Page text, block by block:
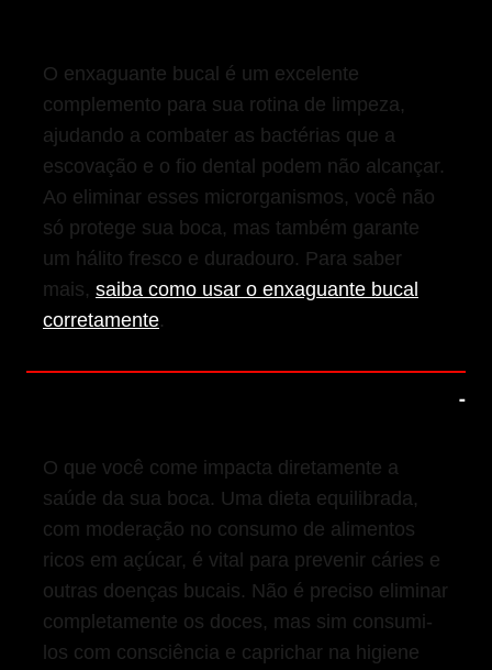
O enxaguante bucal é um excelente
complemento para sua rotina de limpeza,
ajudando a combater as bactérias que a
escovação e o fio dental podem não alcançar.
Ao eliminar esses microrganismos, você não
só protege sua boca, mas também garante
um hálito fresco e duradouro. Para saber
mais, saiba como usar o enxaguante bucal
corretamente.
O que você come impacta diretamente a
saúde da sua boca. Uma dieta equilibrada,
com moderação no consumo de alimentos
ricos em açúcar, é vital para prevenir cáries e
outras doenças bucais. Não é preciso eliminar
completamente os doces, mas sim consumi-
los com consciência e caprichar na higiene